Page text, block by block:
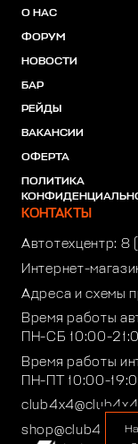
О НАС
ФОРУМ
НОВОСТИ
БАР
РЕЙДЫ
ВАКАНСИИ
ОФЕРТА
ПОЛИТИКА
КОНТАКТЫ
Автотехцентр: 8
Интернет-
Адреса и схемы
Время работы
ПН-СБ 10:00-
Время работы
ПН-ПТ 10:00-
shop@club4x4.ru